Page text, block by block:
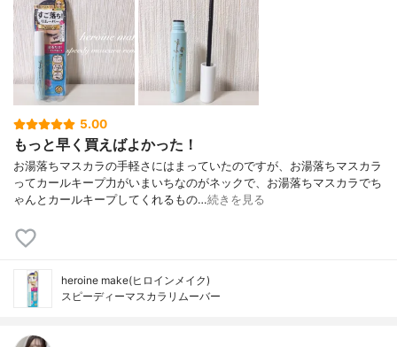
5.00
もっと早く買えばよかった！
お湯落ちマスカラの手軽さにはまっていたのですが、お湯落ちマスカラ
ってカールキープ力がいまいちなのがネックで、お湯落ちマスカラでち
ゃんとカールキープしてくれるもの…続きを見る
heroine make(ヒロインメイク)
スピーディーマスカラリムーバー